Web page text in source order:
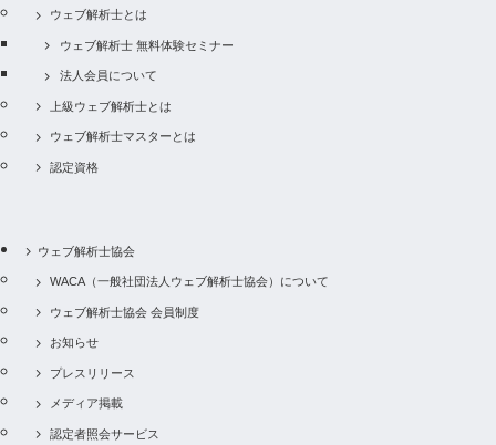
ウェブ解析士とは
ウェブ解析士 無料体験セミナー
法人会員について
上級ウェブ解析士とは
ウェブ解析士マスターとは
認定資格
ウェブ解析士協会
WACA（一般社団法人ウェブ解析士協会）について
ウェブ解析士協会 会員制度
お知らせ
プレスリリース
メディア掲載
認定者照会サービス